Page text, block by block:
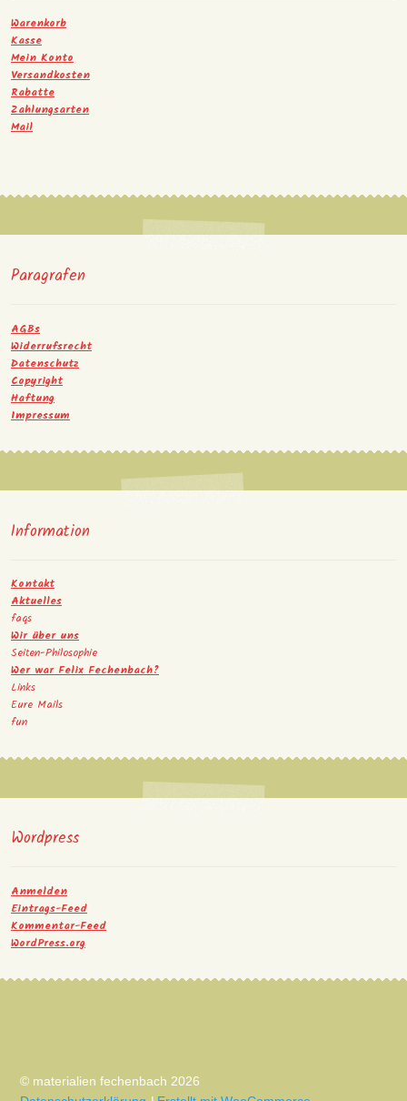
Warenkorb
Kasse
Mein Konto
Versandkosten
Rabatte
Zahlungsarten
Mail
Paragrafen
AGBs
Widerrufsrecht
Datenschutz
Copyright
Haftung
Impressum
Information
Kontakt
Aktuelles
faqs
Wir über uns
Seiten-Philosophie
Wer war Felix Fechenbach?
Links
Eure Mails
fun
Wordpress
Anmelden
Eintrags-Feed
Kommentar-Feed
WordPress.org
© materialien fechenbach 2026